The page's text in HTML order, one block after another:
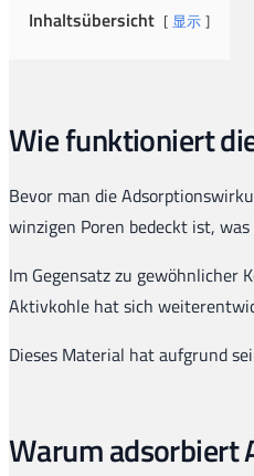
Inhaltsübersicht 显示
Wie funktioniert
Bevor man die
winzigen Poren bedeckt ist,
Im Gegensatz zu gewöhnlicher
Aktivkohle hat sich
Dieses Material hat aufgrund
Warum adsorbiert